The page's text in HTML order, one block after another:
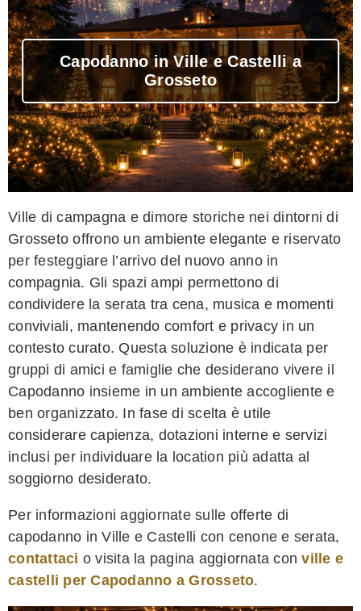
Capodanno in Ville e Castelli a
Grosseto
Ville di campagna e dimore storiche nei dintorni di
Grosseto offrono un ambiente elegante e riservato
per festeggiare l’arrivo del nuovo anno in
compagnia. Gli spazi ampi permettono di
condividere la serata tra cena, musica e momenti
conviviali, mantenendo comfort e privacy in un
contesto curato. Questa soluzione è indicata per
gruppi di amici e famiglie che desiderano vivere il
Capodanno insieme in un ambiente accogliente e
ben organizzato. In fase di scelta è utile
considerare capienza, dotazioni interne e servizi
inclusi per individuare la location più adatta al
soggiorno desiderato.
Per informazioni aggiornate sulle offerte di
capodanno in Ville e Castelli con cenone e serata,
contattaci o visita la pagina aggiornata conville e
castelli per Capodanno a Grosseto.